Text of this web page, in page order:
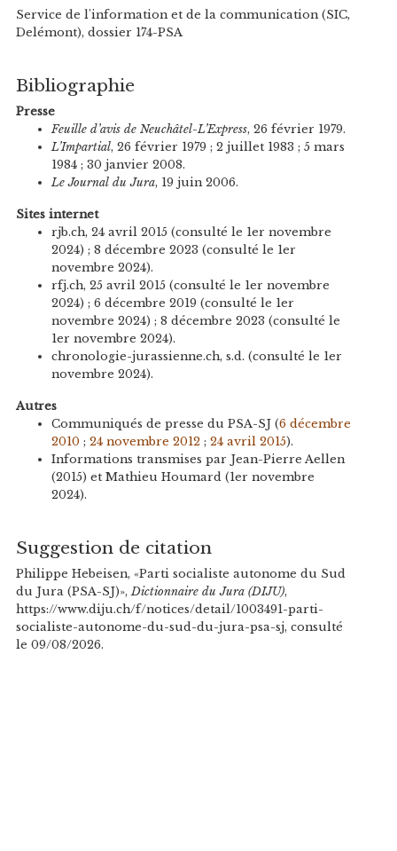
Service de l'information et de la communication (SIC,
Delémont), dossier 174-PSA
Bibliographie
Presse
Feuille d’avis de Neuchâtel-L’Express, 26 février 1979.
L’Impartial, 26 février 1979 ; 2 juillet 1983 ; 5 mars
1984 ; 30 janvier 2008.
Le Journal du Jura, 19 juin 2006.
Sites internet
rjb.ch, 24 avril 2015 (consulté le 1er novembre
2024) ; 8 décembre 2023 (consulté le 1er
novembre 2024).
rfj.ch, 25 avril 2015 (consulté le 1er novembre
2024) ; 6 décembre 2019 (consulté le 1er
novembre 2024) ; 8 décembre 2023 (consulté le
1er novembre 2024).
chronologie-jurassienne.ch, s.d. (consulté le 1er
novembre 2024).
Autres
Communiqués de presse du PSA-SJ (6 décembre
2010 ; 24 novembre 2012 ; 24 avril 2015).
Informations transmises par Jean-Pierre Aellen
(2015) et Mathieu Houmard (1er novembre
2024).
Suggestion de citation
Philippe Hebeisen, «Parti socialiste autonome du Sud
du Jura (PSA-SJ)»,Dictionnaire du Jura (DIJU),
https://www.diju.ch/f/notices/detail/1003491-parti-
socialiste-autonome-du-sud-du-jura-psa-sj, consulté
le 09/08/2026.